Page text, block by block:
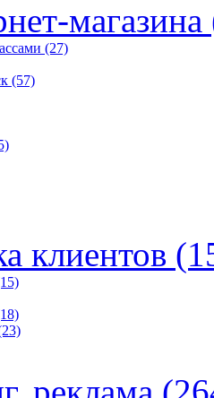
магазина
(27)
(57)
клиентов